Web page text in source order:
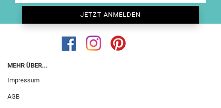
MEHR ÜBER...
Impressum
AGB